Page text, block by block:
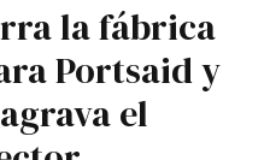
la fábrica
Portsaid y
el